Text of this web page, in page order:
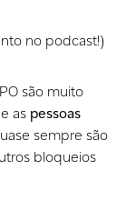
no podcast!)
são muito
as pessoas
sempre são
bloqueios